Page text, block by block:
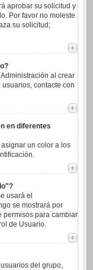
aprobar su solicitud y
Por favor no moleste
su solicitud;
al crear
contacte con
en diferentes
un color a los
usará el
se mostrará por
permisos para cambiar
de Usuario.
del grupo,